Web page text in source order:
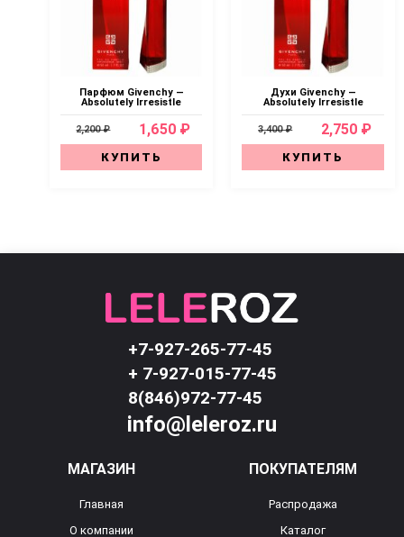
Парфюм Givenchy —
Absolutely Irresistle
2,200 ₽ 1,650 ₽
КУПИТЬ
Духи Givenchy —
Absolutely Irresistle
3,400 ₽ 2,750 ₽
КУПИТЬ
+7-927-265-77-45
+ 7-927-015-77-45
8(846)972-77-45
info@leleroz.ru
МАГАЗИН
Главная
О компании
ПОКУПАТЕЛЯМ
Распродажа
Каталог